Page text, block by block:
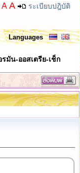
A A ระเบียบปฎิบัติ
Languages
มัน-ออสเตรีย-เช็ก